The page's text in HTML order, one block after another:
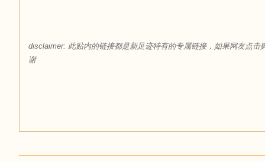
迹
disclaimer: 此贴内的链接都是新足迹特有的专属链接，如果网友点
谢